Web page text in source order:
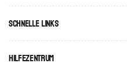
Schnelle Links
Hilfezentrum